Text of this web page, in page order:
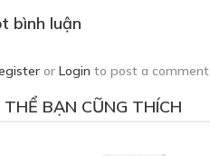
bình luận
or Login to post a comment.
THỂ BẠN CŨNG THÍCH